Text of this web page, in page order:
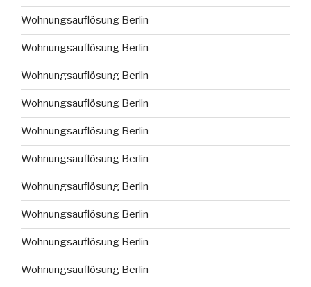
Wohnungsauflösung Berlin
Wohnungsauflösung Berlin
Wohnungsauflösung Berlin
Wohnungsauflösung Berlin
Wohnungsauflösung Berlin
Wohnungsauflösung Berlin
Wohnungsauflösung Berlin
Wohnungsauflösung Berlin
Wohnungsauflösung Berlin
Wohnungsauflösung Berlin